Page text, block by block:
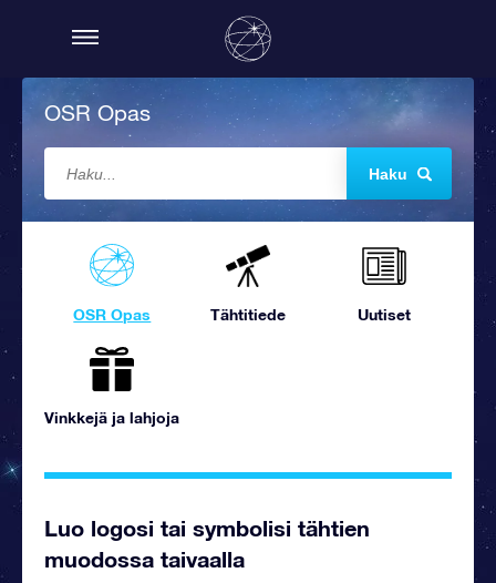
OSR Opas
Haku
OSR Opas Tähtitiede Uutiset
Vinkkejä ja lahjoja
Luo logosi tai symbolisi tähtien
muodossa taivaalla